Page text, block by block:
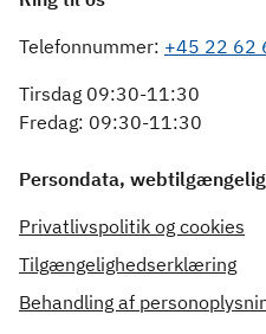
Telefonnummer: +45 22 62
Tirsdag 09:30-11:30
Fredag: 09:30-11:30
Persondata,
Privatlivspolitik og cookies
Tilgængelighedserklæring
Behandling af